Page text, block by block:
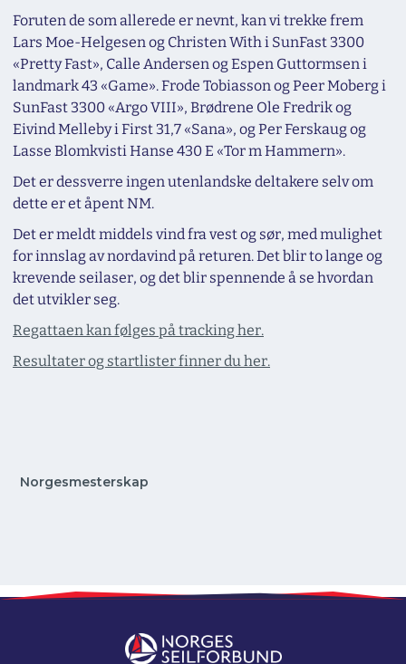
Foruten de som allerede er nevnt, kan vi trekke frem
Lars Moe-Helgesen og Christen With i SunFast 3300
«Pretty Fast», Calle Andersen og Espen Guttormsen i
landmark 43 «Game». Frode Tobiasson og Peer Moberg i
SunFast 3300 «Argo VIII», Brødrene Ole Fredrik og
Eivind Melleby i First 31,7 «Sana», og Per Ferskaug og
Lasse Blomkvisti Hanse 430 E «Tor m Hammern».
Det er dessverre ingen utenlandske deltakere selv om
dette er et åpent NM.
Det er meldt middels vind fra vest og sør, med mulighet
for innslag av nordavind på returen. Det blir to lange og
krevende seilaser, og det blir spennende å se hvordan
det utvikler seg.
Regattaen kan følges på tracking her.
Resultater og startlister finner du her.
Norgesmesterskap